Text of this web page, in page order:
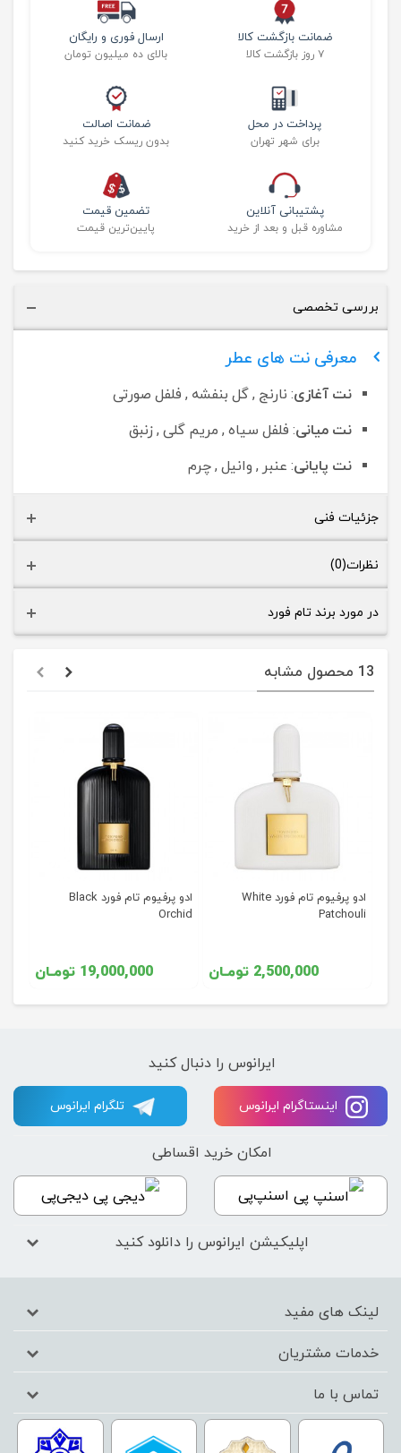
ارسال فوری و رایگان
بالای ده میلیون تومان
ضمانت بازگشت کالا
۷ روز بازگشت کالا
ضمانت اصالت
بدون ریسک خرید کنید
پرداخت در محل
برای شهر تهران
تضمین قیمت
پایین‌ترین قیمت
پشتیبانی آنلاین
مشاوره قبل و بعد از خرید
بررسی تخصصی
معرفی نت های عطر
نت آغازی: نارنج , گل بنفشه , فلفل صورتی
نت میانی: فلفل سیاه , مریم گلی , زنبق
نت پایانی: عنبر , وانیل , چرم
جزئیات فنی
نظرات(0)
در مورد برند تام فورد
13 محصول مشابه
ادو پرفیوم تام فورد Black
Orchid
19,000,000 تومـان
ادو پرفیوم تام فورد White
Patchouli
2,500,000 تومـان
ایرانوس را دنبال کنید
تلگرام ایرانوس اینستاگرام ایرانوس
امکان خرید اقساطی
اسنپ‌پی دیجی‌پی
اپلیکیشن ایرانوس را دانلود کنید
لینک های مفید
خدمات مشتریان
تماس با ما